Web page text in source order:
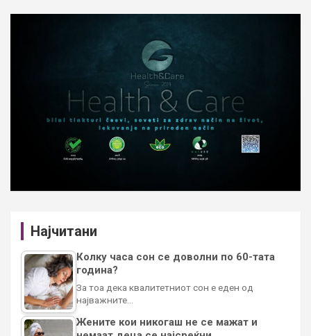
Најчитани
Колку часа сон се доволни по 60-тата
година?
За тоа дека квалитетниот сон е еден од
најважните…
Жените кои никогаш не се мажат и